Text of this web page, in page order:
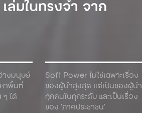
างมนุษย์
าพื้นที่
ๆ ได้
Soft Power ไม่ใช่เฉพาะเรื่อง
ของผู้นําสูงสุด แต่เป็นของผู้นํา
ทุกคนในทุกระดับ และเป็นเรื่อง
ของ ‘ภาคประชาชน’
วียต จนต้องยอม